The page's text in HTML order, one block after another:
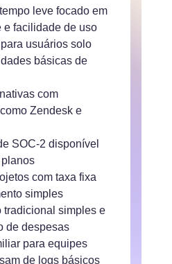
leve focado em
e facilidade de uso
usuários solo
básicas de
com
Zendesk e
SOC-2 disponível
com taxa fixa
simples
tradicional simples e
de despesas
para equipes
de logs básicos